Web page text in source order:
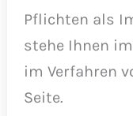
Pflichten als
stehe Ihnen
im Verfahren
Seite.